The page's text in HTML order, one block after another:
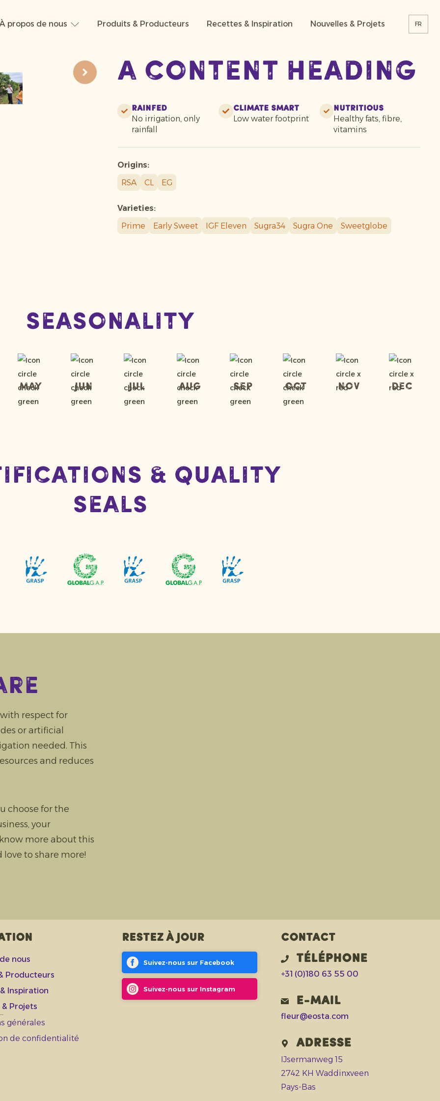
FR
À propos de nous Produits & Producteurs Recettes & Inspiration Nouvelles & Projets
A content heading
Rainfed
No irrigation, only
rainfall
Climate smart
Low water footprint
Nutritious
Healthy fats, fibre,
vitamins
Origins:
RSA
CL EG
Varieties:
Prime
Early Sweet IGF Eleven Sugra34 Sugra One Sweetglobe
Seasonality
May Jun Jul Aug Sep Oct Nov Dec
& Quality
Seals
respect for
or artificial
needed. This
and reduces
choose for the
your
more about this
love to share more!
nous
Producteurs
Inspiration
& Projets
générales
de confidentialité
Restez à jour
Suivez-nous sur Facebook
Suivez-nous sur Instagram
Contact
Téléphone
+31 (0)180 63 55 00
E-mail
fleur@eosta.com
Adresse
IJsermanweg 15
2742 KH Waddinxveen
Pays-Bas